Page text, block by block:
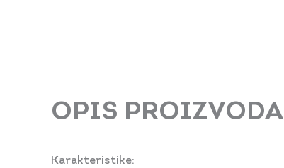
OPIS PROIZVODA
Karakteristike: